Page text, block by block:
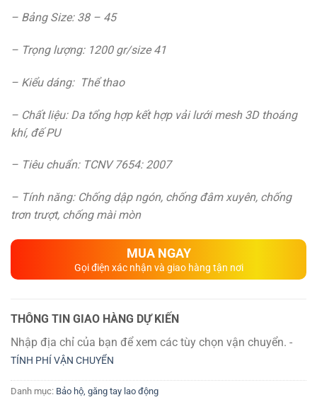
– Bảng Size: 38 – 45
– Trọng lượng: 1200 gr/size 41
– Kiểu dáng: Thể thao
– Chất liệu: Da tổng hợp kết hợp vải lưới mesh 3D thoáng
khí, đế PU
– Tiêu chuẩn: TCNV 7654: 2007
– Tính năng: Chống dập ngón, chống đâm xuyên, chống
trơn trượt, chống mài mòn
MUA NGAY
Gọi điện xác nhận và giao hàng tận nơi
THÔNG TIN GIAO HÀNG DỰ KIẾN
Nhập địa chỉ của bạn để xem các tùy chọn vận chuyển. -
TÍNH PHÍ VẬN CHUYỂN
Danh mục: Bảo hộ, găng tay lao động